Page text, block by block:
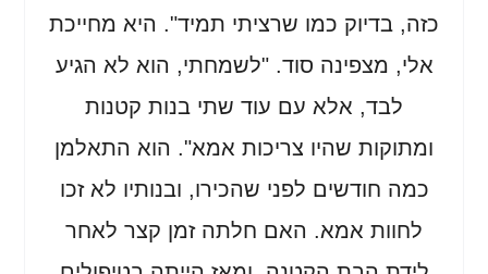
כזה, בדיוק כמו שרציתי תמיד". היא מחייכת
אלי, מצפינה סוד. "לשמחתי, הוא לא הגיע
לבד, אלא עם עוד שתי בנות קטנות
ומתוקות שהיו צריכות אמא". הוא התאלמן
כמה חודשים לפני שהכירו, ובנותיו לא זכו
לחוות אמא. האם חלתה זמן קצר לאחר